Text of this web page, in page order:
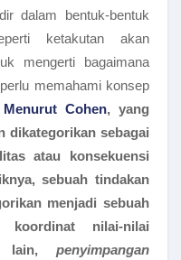
dalam bentuk-bentuk
ketakutan akan
mengerti bagaimana
memahami konsep
Menurut Cohen, yang
dikategorikan sebagai
atau konsekuensi
sebuah tindakan
menjadi sebuah
koordinat nilai-nilai
lain, penyimpangan